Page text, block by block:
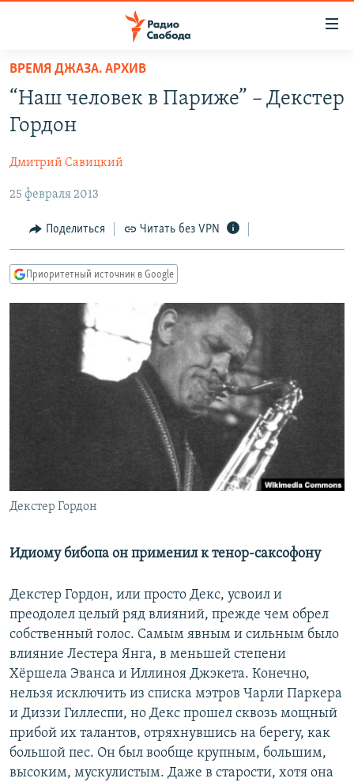
упрощенного
доступа
Вернуться
основному
Вернутся
главной
навигации
Вернутся
ПРОГРАММЫ
АВТОРСКИЕ ПРОЕКТЫ
ЦИТАТЫ СВОБОДЫ
МНЕНИЯ
КУЛЬТУРА
IDEL.РЕАЛИИ
КАВКАЗ.РЕАЛИИ
СЕВЕР.РЕАЛИИ
СИБИРЬ.РЕАЛИИ
РАСПИСАНИЕ ВЕЩАНИЯ
ПОДПИШИТЕСЬ НА РАССЫЛКУ
Все сайты РСЕ/РС
ВРЕМЯ ДЖАЗА. АРХИВ
“Наш человек в Париже” – Декстер
Гордон
Дмитрий Савицкий
25 февраля 2013
Поделиться Читать без VPN
Приоритетный источник в Google
Декстер Гордон
Идиому бибопа он применил к тенор-саксофону
Декстер Гордон, или просто Декс, усвоил и
преодолел целый ряд влияний, прежде чем обрел
собственный голос. Самым явным и сильным было
влияние Лестера Янга, в меньшей степени
Хёршела Эванса и Иллиноя Джэкета. Конечно,
нельзя исключить из списка мэтров Чарли Паркера
и Диззи Гиллеспи, но Декс прошел сквозь мощный
прибой их талантов, отряхнувшись на берегу, как
большой пес. Он был вообще крупным, большим,
высоким, мускулистым. Даже в старости, хотя она